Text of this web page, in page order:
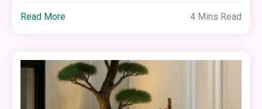
Read More 4 Mins Read